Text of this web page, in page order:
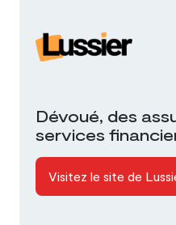
Dévoué, des
services
Visitez le site de